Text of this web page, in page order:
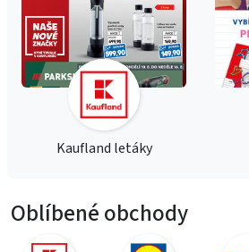
Kaufland letáky
Oblíbené obchody